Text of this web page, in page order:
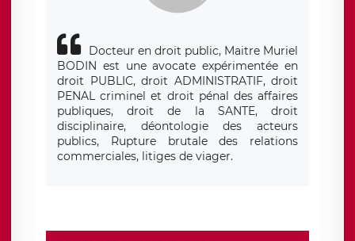
Docteur en droit public, Maitre Muriel
BODIN est une avocate expérimentée en
droit PUBLIC, droit ADMINISTRATIF, droit
PENAL criminel et droit pénal des affaires
publiques, droit de la SANTE, droit
disciplinaire, déontologie des acteurs
publics, Rupture brutale des relations
commerciales, litiges de viager.